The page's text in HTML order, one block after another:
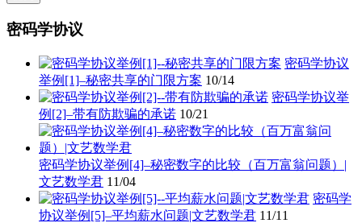
密码学协议
密码学协议
举例[1]–秘密共享的门限方案 10/14
密码学协议举
例[2]–带有防欺骗的承诺 10/21
密码学协议举例[4]–秘密数字的比较（百万富翁问题）|
文艺数学君 11/04
密码学
协议举例[5]–平均薪水问题|文艺数学君 11/11